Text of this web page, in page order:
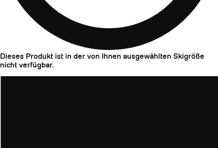
Dieses Produkt ist in der von Ihnen ausgewählten Skigröße
nicht verfügbar.